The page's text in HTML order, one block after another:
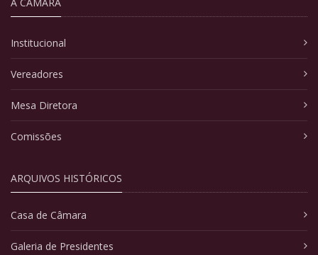
Institucional
Vereadores
Mesa Diretora
Comissões
ARQUIVOS HISTÓRICOS
Casa de Câmara
Galeria de Presidentes